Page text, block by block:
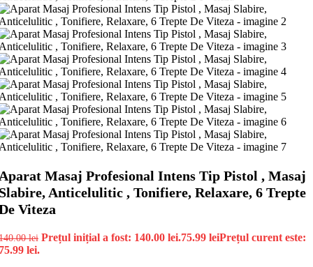
Masaj Profesional Intens Tip Pistol , Masaj
Anticelulitic , Tonifiere, Relaxare, 6 Trepte
Viteza
lei Prețul inițial a fost: 140.00 lei.75.99 leiPrețul curent este:
lei.